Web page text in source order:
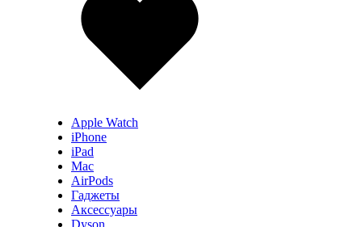
Apple Watch
iPhone
iPad
Mac
AirPods
Гаджеты
Аксессуары